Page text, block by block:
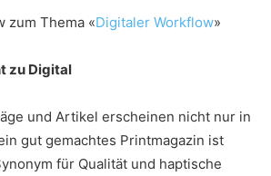
zum Thema «Digitaler Workflow»
zu Digital
und Artikel erscheinen nicht nur in
gut gemachtes Printmagazin ist
für Qualität und haptische